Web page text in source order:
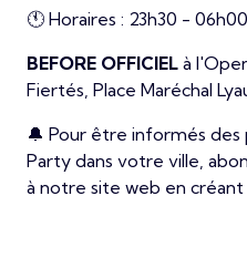
🕚 Horaires : 23h30 - 06h00
BEFORE OFFICIEL à
Fiertés, Place Maréchal
🔔 Pour être informés des
Party dans votre ville,
à notre site web en